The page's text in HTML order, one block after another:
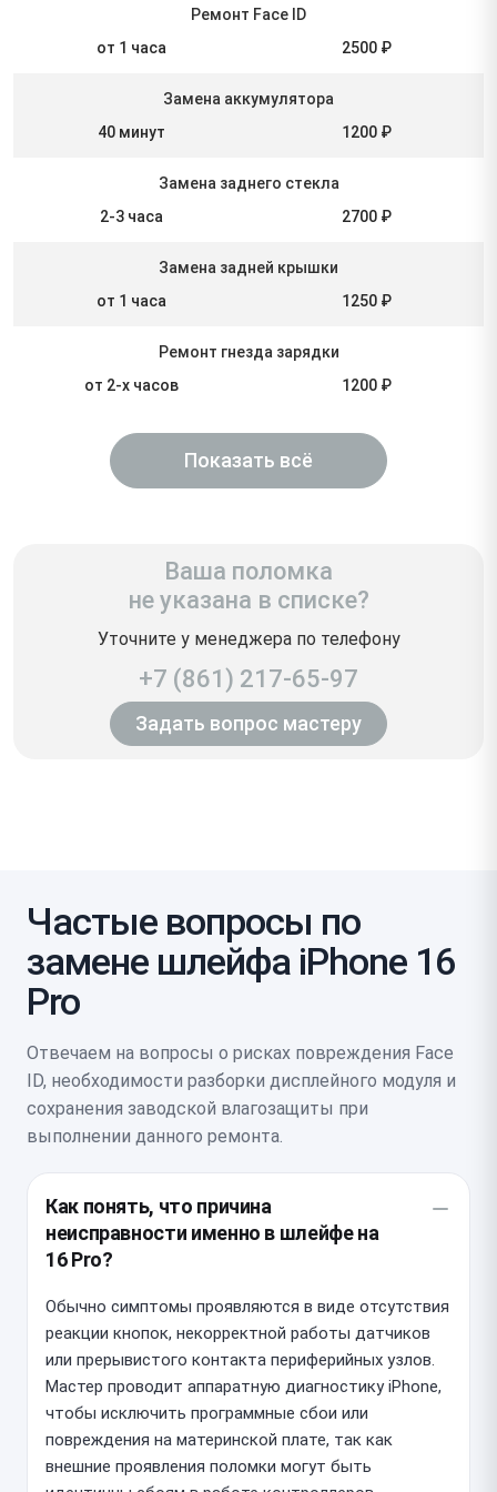
Ремонт Face ID
от 1 часа
2500 ₽
Замена аккумулятора
40 минут
1200 ₽
Замена заднего стекла
2-3 часа
2700 ₽
Замена задней крышки
от 1 часа
1250 ₽
Ремонт гнезда зарядки
от 2-х часов
1200 ₽
Показать всё
Ваша поломка
не указана в списке?
Уточните у менеджера по телефону
+7 (861) 217-65-97
Задать вопрос мастеру
Частые вопросы по
замене шлейфа iPhone 16
Pro
Отвечаем на вопросы о рисках повреждения Face
ID, необходимости разборки дисплейного модуля и
сохранения заводской влагозащиты при
выполнении данного ремонта.
Как понять, что причина
неисправности именно в шлейфе на
16 Pro?
Обычно симптомы проявляются в виде отсутствия
реакции кнопок, некорректной работы датчиков
или прерывистого контакта периферийных узлов.
Мастер проводит аппаратную диагностику iPhone,
чтобы исключить программные сбои или
повреждения на материнской плате, так как
внешние проявления поломки могут быть